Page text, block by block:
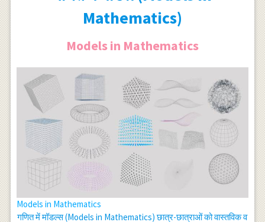
Mathematics)
Models in Mathematics
Models in Mathematics
गणित में मॉडल्स (Models in Mathematics) छात्र-छात्राओं को वास्तविक व